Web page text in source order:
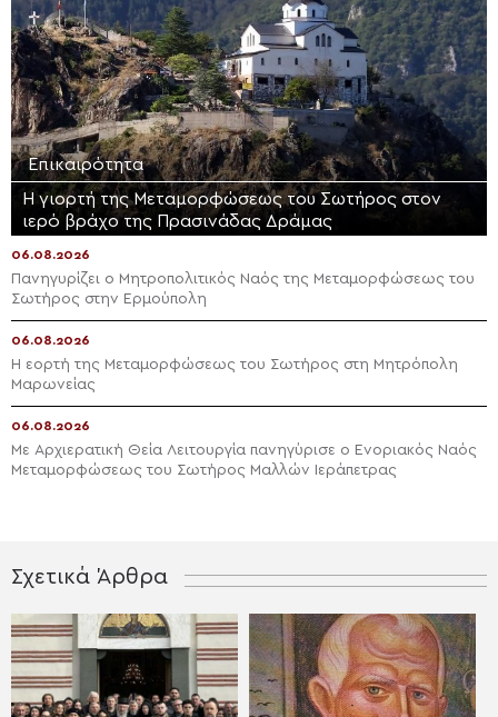
Επικαιρότητα
Η γιορτή της Μεταμορφώσεως του Σωτήρος στον
ιερό βράχο της Πρασινάδας Δράμας
06.08.2026
Πανηγυρίζει ο Μητροπολιτικός Ναός της Μεταμορφώσεως του
Σωτήρος στην Ερμούπολη
06.08.2026
Η εορτή της Μεταμορφώσεως του Σωτήρος στη Μητρόπολη
Μαρωνείας
06.08.2026
Με Αρχιερατική Θεία Λειτουργία πανηγύρισε ο Ενοριακός Ναός
Μεταμορφώσεως του Σωτήρος Μαλλών Ιεράπετρας
Σχετικά Άρθρα